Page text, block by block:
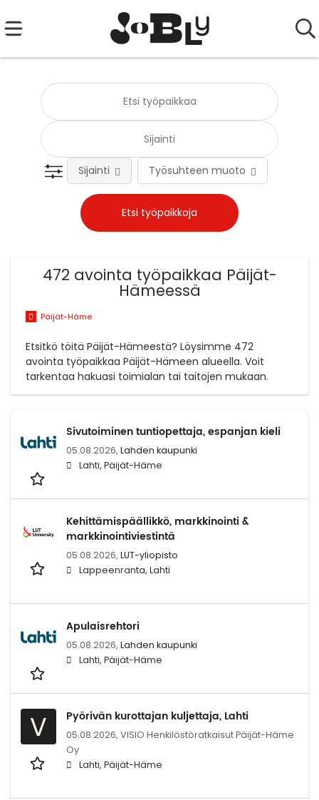
Työsuhteen muoto
Sijainti
472 avointa työpaikkaa Päijät-
Hämeessä
Päijät-Häme
Etsitkö töitä Päijät-Hämeestä? Löysimme 472
avointa työpaikkaa Päijät-Hämeen alueella. Voit
tarkentaa hakuasi toimialan tai taitojen mukaan.
Sivutoiminen tuntiopettaja, espanjan kieli
05.08.2026, Lahden kaupunki
Lahti, Päijät-Häme
Kehittämispäällikkö, markkinointi &
markkinointiviestintä
05.08.2026, LUT-yliopisto
Lappeenranta, Lahti
Apulaisrehtori
05.08.2026, Lahden kaupunki
Lahti, Päijät-Häme
V Pyörivän kurottajan kuljettaja, Lahti
05.08.2026, VISIO Henkilöstöratkaisut Päijät-Häme
Oy
Lahti, Päijät-Häme